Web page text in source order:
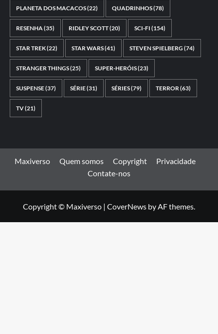
PLANETA DOS MACACOS(22) QUADRINHOS(78)
RESENHA(35) RIDLEY SCOTT(20) SCI-FI (154)
STAR TREK(22) STAR WARS(41) STEVEN SPIELBERG (74)
STRANGER THINGS(25) SUPER-HERÓIS(23)
SUSPENSE(37) SÉRIE(31) SÉRIES(79) TERROR(63)
TV(21)
Maxiverso Quem somos Copyright
Privacidade
Contate-nos
Copyright © Maxiverso | CoverNews by AF themes.